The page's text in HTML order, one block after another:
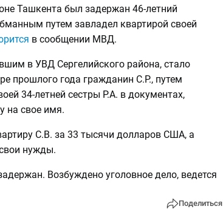
Ташкента был задержан 46-летний
путем завладел квартирой своей
в сообщении МВД.
в УВД Сергелийского района, стало
прошлого года гражданин С.Р., путем
34-летней сестры Р.А. в документах,
на свое имя.
С.В. за 33 тысячи долларов США, а
нужды.
Возбуждено уголовное дело, ведется
Поделиться